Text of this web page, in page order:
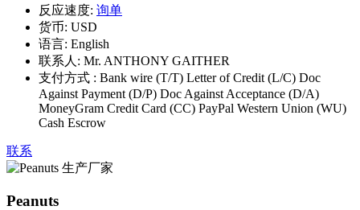
反应速度: 询单
货币: USD
语言: English
联系人: Mr. ANTHONY GAITHER
支付方式 : Bank wire (T/T) Letter of Credit (L/C) Doc
Against Payment (D/P) Doc Against Acceptance (D/A)
MoneyGram Credit Card (CC) PayPal Western Union (WU)
Cash Escrow
联系
Peanuts